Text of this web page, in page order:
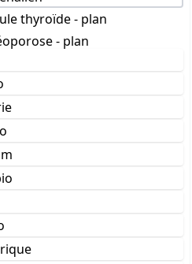
thyroïde - plan
- plan